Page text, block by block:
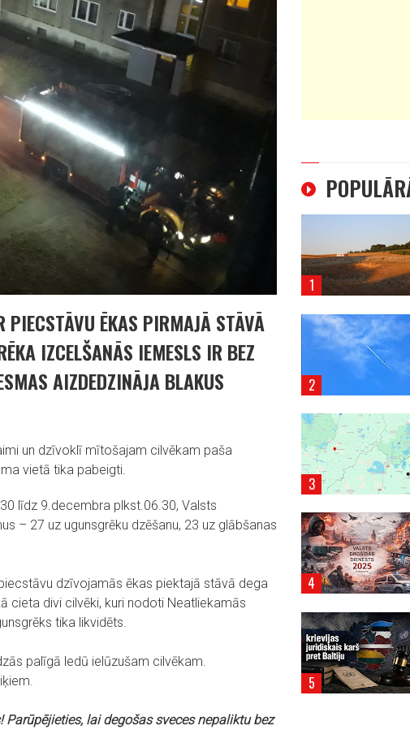
ĒKAS PIRMAJĀ STĀVĀ
IZCELŠANĀS IEMESLS IR BEZ
AIZDEDZINĀJA BLAKUS
un dzīvoklī mītošajam cilvēkam paša
vietā tika pabeigti.
līdz 9.decembra plkst.06.30, Valsts
– 27 uz ugunsgrēku dzēšanu, 23 uz glābšanas
dzīvojamās ēkas piektajā stāvā dega
cieta divi cilvēki, kuri nodoti Neatliekamās
tika likvidēts.
palīgā ledū ielūzušam cilvēkam.
lai degošas sveces nepaliktu bez